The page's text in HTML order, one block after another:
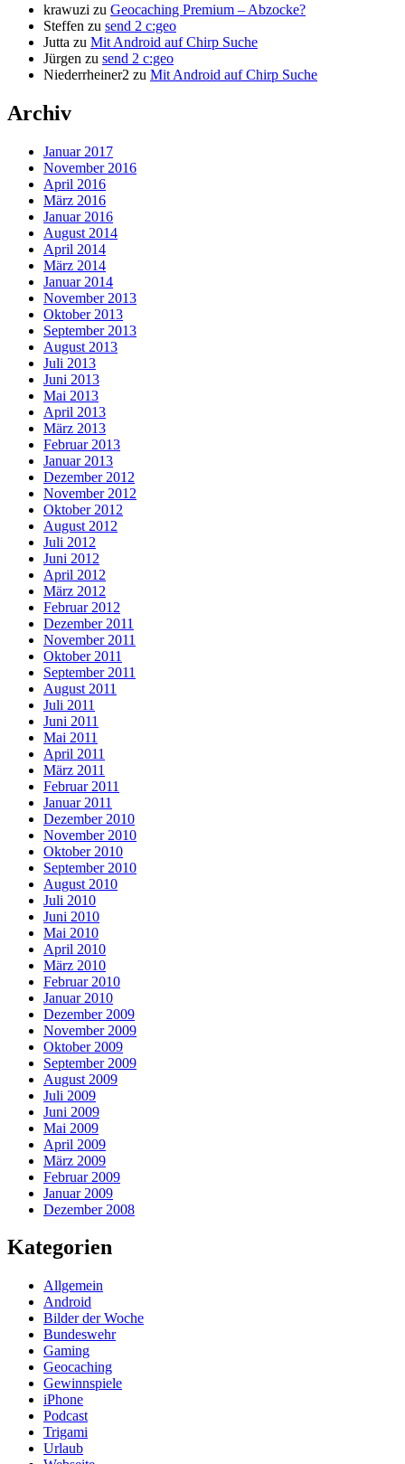
krawuzi zu Geocaching Premium – Abzocke?
Steffen zu send 2 c:geo
Jutta zu Mit Android auf Chirp Suche
Jürgen zu send 2 c:geo
Niederrheiner2 zu Mit Android auf Chirp Suche
Archiv
Januar 2017
November 2016
April 2016
März 2016
Januar 2016
August 2014
April 2014
März 2014
Januar 2014
November 2013
Oktober 2013
September 2013
August 2013
Juli 2013
Juni 2013
Mai 2013
April 2013
März 2013
Februar 2013
Januar 2013
Dezember 2012
November 2012
Oktober 2012
August 2012
Juli 2012
Juni 2012
April 2012
März 2012
Februar 2012
Dezember 2011
November 2011
Oktober 2011
September 2011
August 2011
Juli 2011
Juni 2011
Mai 2011
April 2011
März 2011
Februar 2011
Januar 2011
Dezember 2010
November 2010
Oktober 2010
September 2010
August 2010
Juli 2010
Juni 2010
Mai 2010
April 2010
März 2010
Februar 2010
Januar 2010
Dezember 2009
November 2009
Oktober 2009
September 2009
August 2009
Juli 2009
Juni 2009
Mai 2009
April 2009
März 2009
Februar 2009
Januar 2009
Dezember 2008
Kategorien
Allgemein
Android
Bilder der Woche
Bundeswehr
Gaming
Geocaching
Gewinnspiele
iPhone
Podcast
Trigami
Urlaub